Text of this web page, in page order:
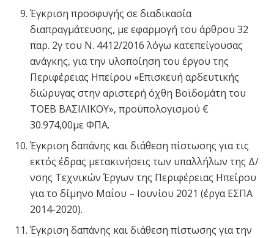
Έγκριση προσφυγής σε διαδικασία
διαπραγμάτευσης, με εφαρμογή του άρθρου 32
παρ. 2γ του Ν. 4412/2016 λόγω κατεπείγουσας
ανάγκης, για την υλοποίηση του έργου της
Περιφέρειας Ηπείρου «Επισκευή αρδευτικής
διώρυγας στην αριστερή όχθη Βοϊδομάτη του
ΤΟΕΒ ΒΑΣΙΛΙΚΟΥ», προϋπολογισμού €
30.974,00με ΦΠΑ.
Έγκριση δαπάνης και διάθεση πίστωσης για τις
εκτός έδρας μετακινήσεις των υπαλλήλων της Δ/
νσης Τεχνικών Έργων της Περιφέρειας Ηπείρου
για το δίμηνο Μαΐου – Ιουνίου 2021 (έργα ΕΣΠΑ
2014-2020).
Έγκριση δαπάνης και διάθεση πίστωσης για την